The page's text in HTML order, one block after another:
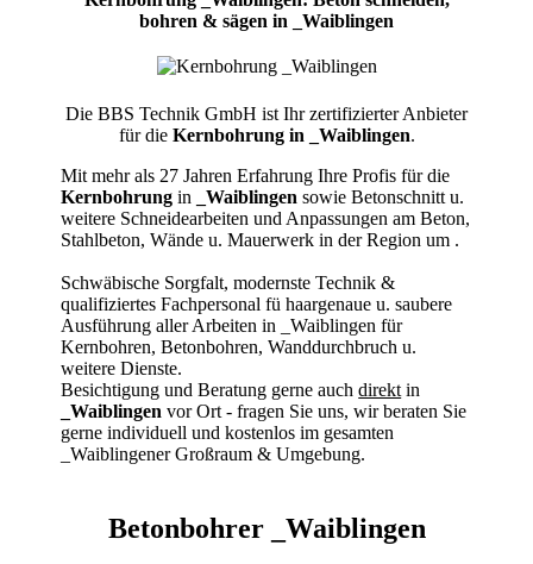
bohren & sägen in _Waiblingen
Die BBS Technik GmbH ist Ihr zertifizierter Anbieter
für die Kernbohrung in _Waiblingen.
Mit mehr als 27 Jahren Erfahrung Ihre Profis für die
Kernbohrung in _Waiblingen sowie Betonschnitt u.
weitere Schneidearbeiten und Anpassungen am Beton,
Stahlbeton, Wände u. Mauerwerk in der Region um .
Schwäbische Sorgfalt, modernste Technik &
qualifiziertes Fachpersonalfü haargenaue u. saubere
Ausführung aller Arbeitenin _Waiblingen für
Kernbohren, Betonbohren, Wanddurchbruch u.
weitere Dienste.
Besichtigung und Beratung gerne auchdirekt in
_Waiblingen vor Ort - fragen Sie uns, wir beraten Sie
gerne individuell und kostenlos im gesamten
_Waiblingener Großraum & Umgebung.
Betonbohrer _Waiblingen